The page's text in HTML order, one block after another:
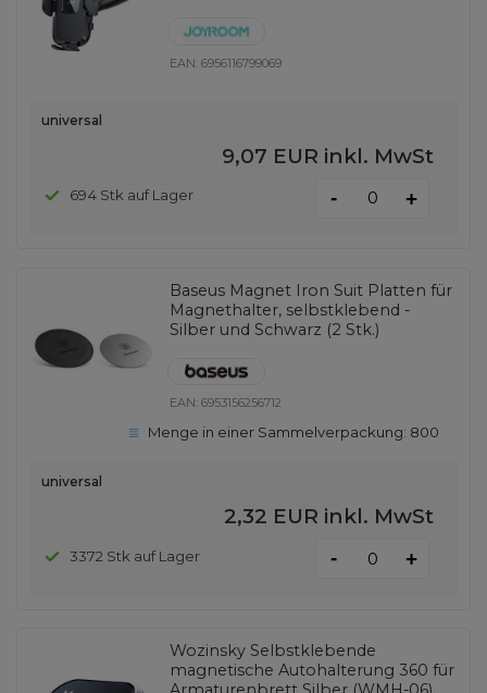
EAN:6956116799069
universal
9,07 EUR inkl. MwSt
694 Stk auf Lager - +
Baseus Magnet Iron Suit Platten für
Magnethalter, selbstklebend -
Silber und Schwarz (2 Stk.)
EAN:6953156256712
Menge in einer Sammelverpackung: 800
universal
2,32 EUR inkl. MwSt
3372 Stk auf Lager - +
Wozinsky Selbstklebende
magnetische Autohalterung 360 für